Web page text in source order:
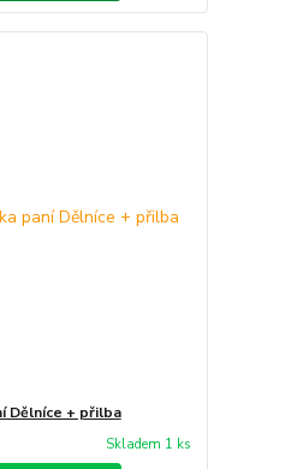
Dělníce + přilba
Skladem 1 ks